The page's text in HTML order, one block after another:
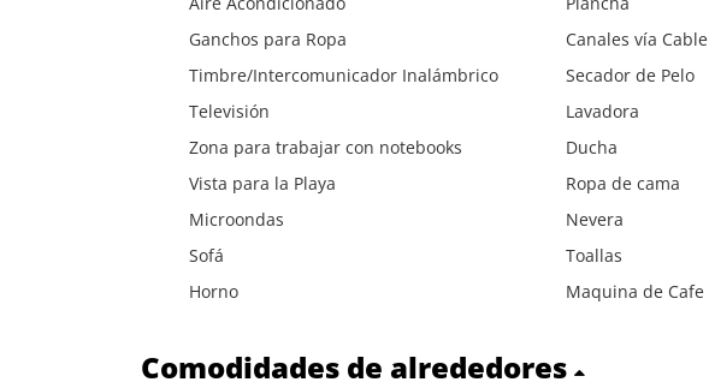
Ganchos para Ropa
Canales vía Cable
Timbre/Intercomunicador Inalámbrico
Secador de Pelo
Televisión
Lavadora
Zona para trabajar con notebooks
Ducha
Vista para la Playa
Ropa de cama
Microondas
Nevera
Sofá
Toallas
Horno
Maquina de Cafe
Comodidades de alrededores